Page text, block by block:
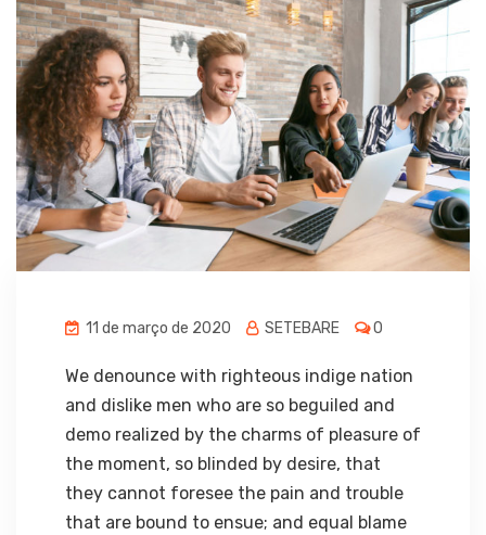
11 de março de 2020 SETEBARE 0
We denounce with righteous indige nation
and dislike men who are so beguiled and
demo realized by the charms of pleasure of
the moment, so blinded by desire, that
they cannot foresee the pain and trouble
that are bound to ensue; and equal blame